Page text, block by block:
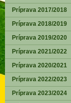
Príprava 2017/2018
Príprava 2018/2019
Príprava 2019/2020
Príprava 2021/2022
Príprava 2020/2021
Príprava 2022/2023
Príprava 2023/2024